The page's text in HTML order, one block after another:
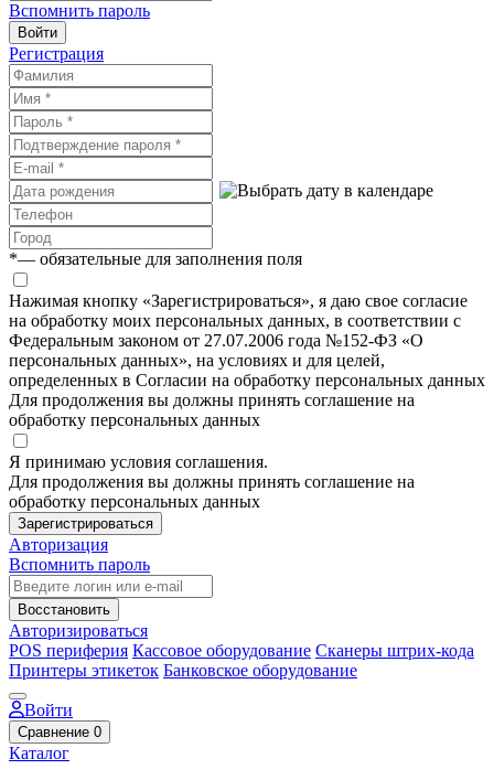
Вспомнить пароль
Войти
Регистрация
*— обязательные для заполнения поля
Нажимая кнопку «Зарегистрироваться», я даю свое согласие
на обработку моих персональных данных, в соответствии с
Федеральным законом от 27.07.2006 года №152-ФЗ «О
персональных данных», на условиях и для целей,
определенных в Согласии на обработку персональных данных
Для продолжения вы должны принять соглашение на
обработку персональных данных
Я принимаю условия соглашения.
Для продолжения вы должны принять соглашение на
обработку персональных данных
Зарегистрироваться
Авторизация
Вспомнить пароль
Восстановить
Авторизироваться
POS периферия Кассовое оборудование Сканеры штрих-кода
Принтеры этикеток Банковское оборудование
Войти
Сравнение 0
Каталог